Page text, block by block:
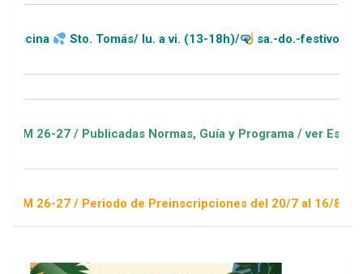
Sto. Tomás/ lu. a vi. (13-18h)/ sa.-do.-festivos (11-20h)
/ Publicadas Normas, Guía y Programa / ver Escuelas
/ Periodo de Preinscripciones del 20/7 al 16/8 / Sorteo 1 de